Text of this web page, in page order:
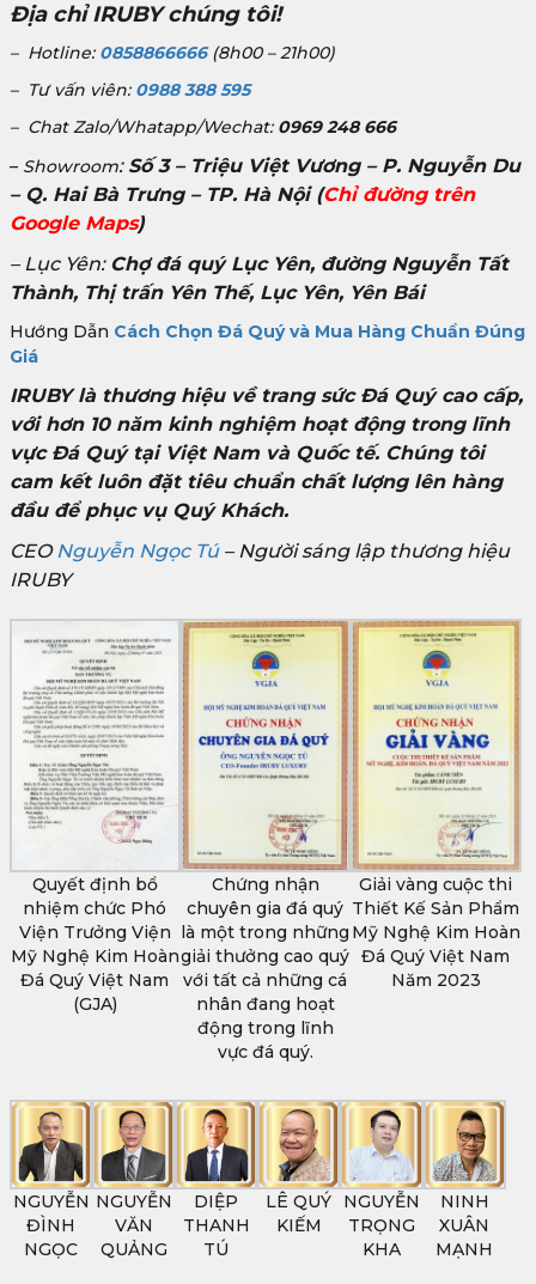
Địa chỉ IRUBY chúng tôi!
– Hotline: 0858866666(8h00 – 21h00)
– Tư vấn viên: 0988 388 595
– Chat Zalo/Whatapp/Wechat: 0969 248 666
– Showroom: Số 3 – Triệu Việt Vương – P. Nguyễn Du
– Q. Hai Bà Trưng – TP. Hà Nội(Chỉ đường trên
Google Maps)
– Lục Yên: Chợ đá quý Lục Yên, đường Nguyễn Tất
Thành, Thị trấn Yên Thế, Lục Yên, Yên Bái
Hướng Dẫn Cách Chọn Đá Quý và Mua Hàng Chuẩn Đúng
Giá
IRUBY là thương hiệu về trang sức Đá Quý cao cấp,
với hơn 10 năm kinh nghiệm hoạt động trong lĩnh
vực Đá Quý tại Việt Nam và Quốc tế. Chúng tôi
cam kết luôn đặt tiêu chuẩn chất lượng lên hàng
đầu để phục vụ Quý Khách.
CEONguyễn Ngọc Tú– Người sáng lập thương hiệu
IRUBY
Quyết định bổ
nhiệm chức Phó
Viện Trưởng Viện
Mỹ Nghệ Kim Hoàn
Đá Quý Việt Nam
(GJA)
Chứng nhận
chuyên gia đá quý
là một trong những
giải thưởng cao quý
với tất cả những cá
nhân đang hoạt
động trong lĩnh
vực đá quý.
Giải vàng cuộc thi
Thiết Kế Sản Phẩm
Mỹ Nghệ Kim Hoàn
Đá Quý Việt Nam
Năm 2023
NGUYỄN
ĐÌNH
NGỌC
NGUYỄN
VĂN
QUẢNG
DIỆP
THANH
TÚ
LÊ QUÝ
KIẾM
NGUYỄN
TRỌNG
KHA
NINH
XUÂN
MẠNH